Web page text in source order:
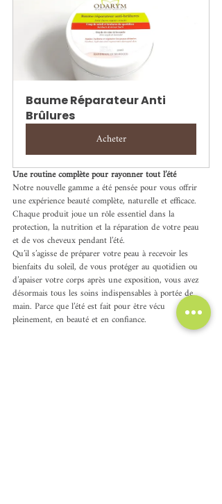
Baume Réparateur Anti
Brûlures
Acheter
Une routine complète pour rayonner tout l’été
Notre nouvelle gamme a été pensée pour vous offrir
une expérience beauté complète, naturelle et efficace.
Chaque produit joue un rôle essentiel dans la
protection, la nutrition et la réparation de votre peau
et de vos cheveux pendant l’été.
Qu’il s’agisse de préparer votre peau à recevoir les
bienfaits du soleil, de vous protéger au quotidien ou
d’apaiser votre corps après une exposition, vous avez
désormais tous les soins indispensables à portée de
main. Parce que l’été est fait pour être vécu
pleinement, en beauté et en confiance.